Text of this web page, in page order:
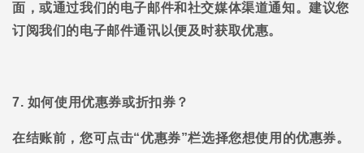
面，或通过我们的电子邮件和社交媒体渠道通知。建议您
订阅我们的电子邮件通讯以便及时获取优惠。
7. 如何使用优惠券或折扣券？
在结账前，您可点击“优惠券”栏选择您想使用的优惠券。